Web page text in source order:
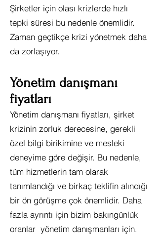
Şirketler için olası krizlerde hızlı
tepki süresi bu nedenle önemlidir.
Zaman geçtikçe krizi yönetmek daha
da zorlaşıyor.
Yönetim danışmanı
fiyatları
Yönetim danışmanı fiyatları, şirket
krizinin zorluk derecesine, gerekli
özel bilgi birikimine ve mesleki
deneyime göre değişir. Bu nedenle,
tüm hizmetlerin tam olarak
tanımlandığı ve birkaç teklifin alındığı
bir ön görüşme çok önemlidir. Daha
fazla ayrıntı için bizim bakıngünlük
oranlar yönetim danışmanları için.